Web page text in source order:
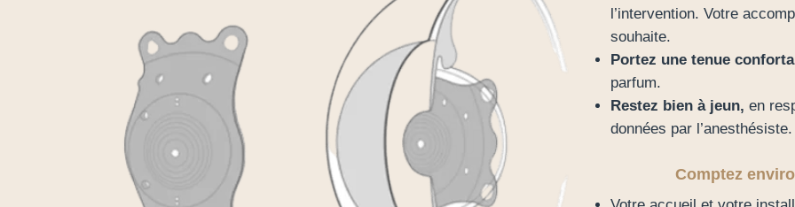
l’intervention. Votre
souhaite.
Portez une tenue
parfum.
Restez bien à jeun,en
données par l’anesthésiste.
Comptez